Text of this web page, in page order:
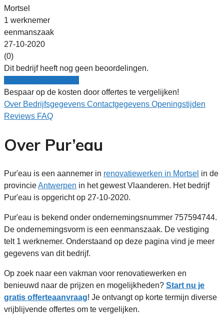
Mortsel
1 werknemer
eenmanszaak
27-10-2020
(0)
Dit bedrijf heeft nog geen beoordelingen.
Bespaar op de kosten door offertes te vergelijken!
Over Bedrijfsgegevens Contactgegevens Openingstijden
Reviews FAQ
Over Pur’eau
Pur'eau is een aannemer in renovatiewerken in Mortsel in de
provincieAntwerpen in het gewest Vlaanderen. Het bedrijf
Pur'eau is opgericht op 27-10-2020.
Pur'eau is bekend onder ondernemingsnummer 757594744.
De ondernemingsvorm is een eenmanszaak. De vestiging
telt 1 werknemer. Onderstaand op deze pagina vind je meer
gegevens van dit bedrijf.
Op zoek naar een vakman voor renovatiewerken en
benieuwd naar de prijzen en mogelijkheden? Start nu je
gratis offerteaanvraag! Je ontvangt op korte termijn diverse
vrijblijvende offertes om te vergelijken.